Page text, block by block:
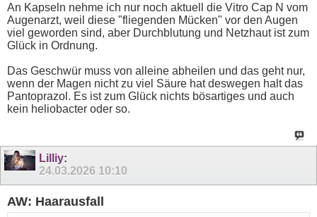
An Kapseln nehme ich nur noch aktuell die Vitro Cap N vom
Augenarzt, weil diese "fliegenden Mücken" vor den Augen
viel geworden sind, aber Durchblutung und Netzhaut ist zum
Glück in Ordnung.
Das Geschwür muss von alleine abheilen und das geht nur,
wenn der Magen nicht zu viel Säure hat deswegen halt das
Pantoprazol. Es ist zum Glück nichts bösartiges und auch
kein heliobacter oder so.
Lilliy:
24.03.2026 10:10
AW: Haarausfall